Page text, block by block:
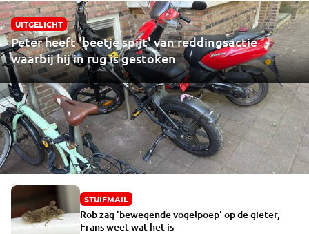
UITGELICHT
Peter heeft 'beetje spijt' van reddingsactie
waarbij hij in rug is gestoken
STUIFMAIL
Rob zag 'bewegende vogelpoep' op de gieter,
Frans weet wat het is